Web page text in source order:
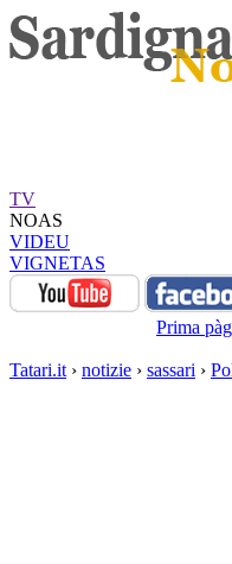
TV
NOAS
VIDEU
VIGNETAS
Prima
Tatari.it › notizie › sassari ›